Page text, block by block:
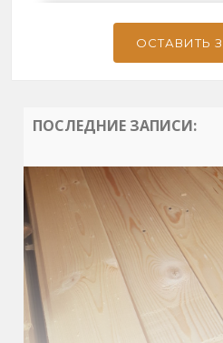
ОСТАВИТЬ
ПОСЛЕДНИЕ ЗАПИСИ: